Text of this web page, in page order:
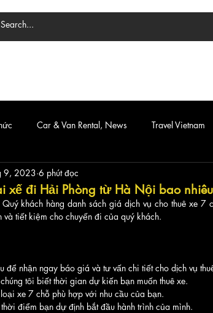
Car & Van Rental, News Travel Vietnam
xế đi Hải Phòng từ Hà Nội bao
9, 2023 6 phút đọc
khách hàng danh sách giá dịch vụ cho thuê xe 7
tiết kiệm cho chuyến đi của quý khách.
để nhận ngay báo giá và tư vấn chi tiết cho dịch vụ
tôi biết thời gian dự kiến bạn muốn thuê xe.
xe 7 chỗ phù hợp với nhu cầu của bạn.
điểm bạn dự định bắt đầu hành trình của mình.